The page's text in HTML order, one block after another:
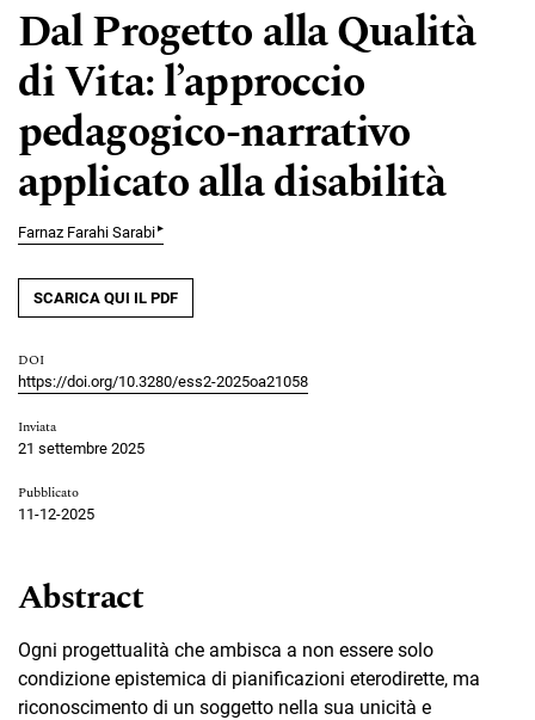
Dal Progetto alla Qualità
di Vita: l’approccio
pedagogico-narrativo
applicato alla disabilità
Farnaz Farahi Sarabi▸
SCARICA QUI IL PDF
DOI
https://doi.org/10.3280/ess2-2025oa21058
Inviata
21 settembre 2025
Pubblicato
11-12-2025
Abstract
Ogni progettualità che ambisca a non essere solo
condizione epistemica di pianificazioni eterodirette, ma
riconoscimento di un soggetto nella sua unicità e